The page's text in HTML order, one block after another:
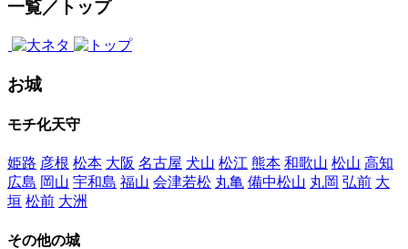
一覧／トップ
お城
モチ化天守
姫路 彦根 松本 大阪 名古屋 犬山 松江 熊本 和歌山 松山 高知
広島 岡山 宇和島 福山 会津若松 丸亀 備中松山 丸岡 弘前 大
垣 松前 大洲
その他の城